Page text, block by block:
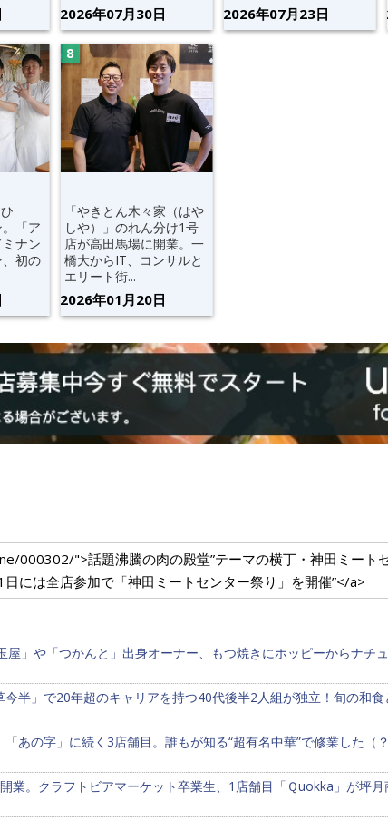
2026年07月30日 2026年07月23日
「ア
ナン
、初の
「やきとん木々家（はや
しや）」のれん分け1号
店が高田馬場に開業。一
橋大からIT、コンサルと
エリート街...
2026年01月20日
000302/">話題沸騰の肉の殿堂”テーマの横丁・神田ミート
には全店参加で「神田ミートセンター祭り」を開催”</a>
」や「つかんと」出身オーナー、もつ焼きにホッピーからナチ
今半」で20年超のキャリアを持つ40代後半2人組が独立！旬の和
あの字」に続く3店舗目。誰もが知る“超有名中華”で修業した（
業。クラフトビアマーケット卒業生、1店舗目「Ｑuokka」が坪